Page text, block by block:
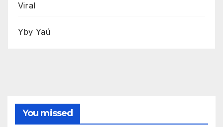
Viral
Yby Yaú
You missed